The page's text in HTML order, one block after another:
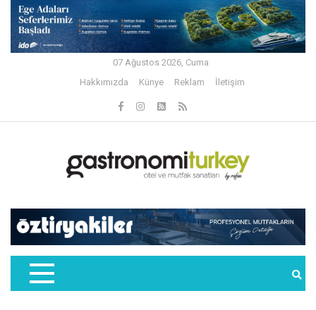
07 Ağustos 2026, Cuma
Hakkımızda
Künye Reklam İletişim